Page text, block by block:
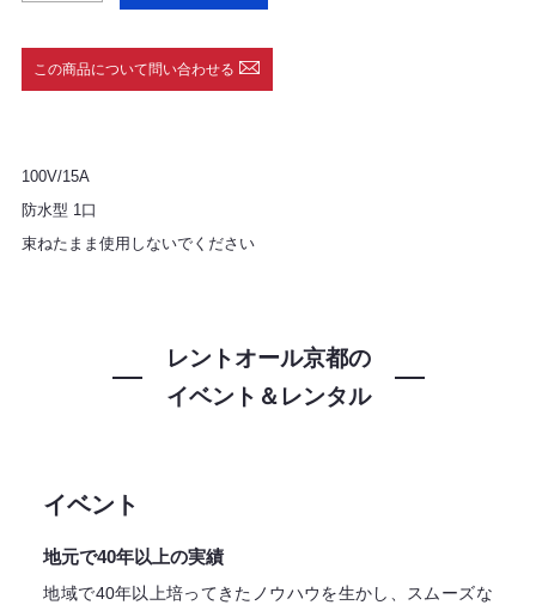
この商品について問い合わせる
100V/15A
防水型 1口
束ねたまま使用しないでください
レントオール京都の
イベント＆レンタル
イベント
地元で40年以上の実績
地域で40年以上培ってきたノウハウを生かし、スムーズな